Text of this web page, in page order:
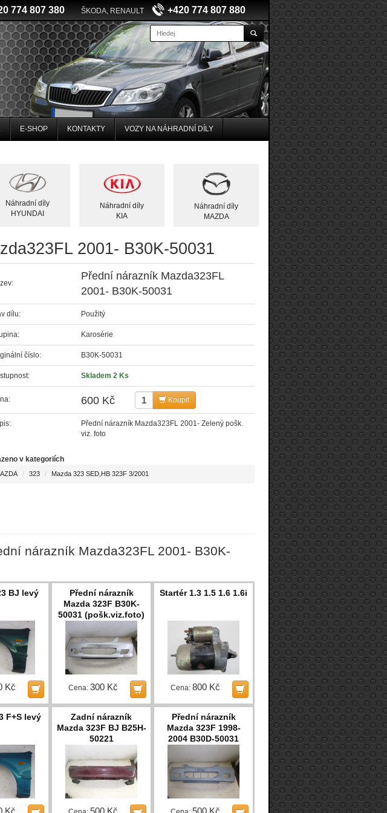
774 807 380 ŠKODA, RENAULT +420 774 807 880
E-SHOP KONTAKTY VOZY NA NÁHRADNÍ DÍLY
Náhradní díly
HYUNDAI
Náhradní díly
KIA
Náhradní díly
MAZDA
2001- B30K-50031
Přední nárazník Mazda323FL
2001- B30K-50031
dílu: Použitý
Karosérie
číslo: B30K-50031
Skladem 2 Ks
600 Kč Koupit
Přední nárazník Mazda323FL 2001- Zelený pošk.
viz. foto
v kategoriích
323 Mazda 323 SED,HB 323F 3/2001
nárazník Mazda323FL 2001- B30K-
BJ levý
Kč
Přední nárazník
Mazda 323F B30K-
50031 (pošk.viz.foto)
Cena:300 Kč
Startér 1.3 1.5 1.6 1.6i
Cena:800 Kč
F+S levý
Zadní nárazník
Mazda 323F BJ B25H-
50221
Přední nárazník
Mazda 323F 1998-
2004 B30D-50031